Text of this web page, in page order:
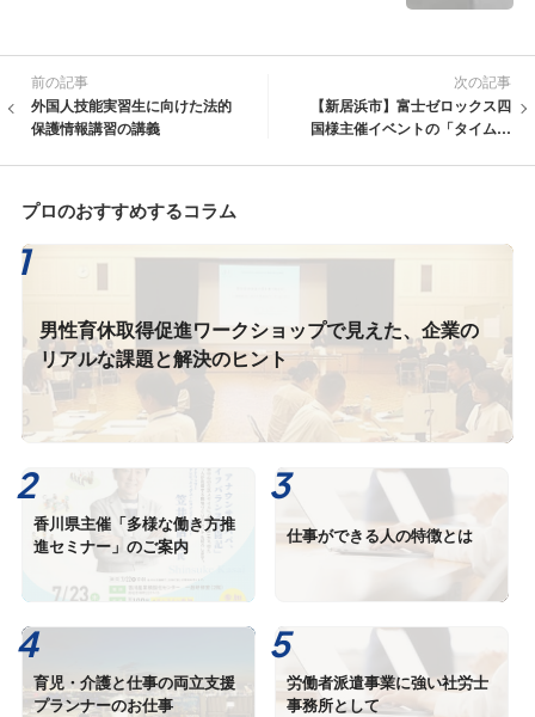
前の記事
外国人技能実習生に向けた法的
保護情報講習の講義
次の記事
【新居浜市】富士ゼロックス四
国様主催イベントの「タイムマ
プロのおすすめするコラム
男性育休取得促進ワークショップで見えた、企業の
リアルな課題と解決のヒント
香川県主催「多様な働き方推
進セミナー」のご案内
仕事ができる人の特徴とは
育児・介護と仕事の両立支援
プランナーのお仕事
労働者派遣事業に強い社労士
事務所として